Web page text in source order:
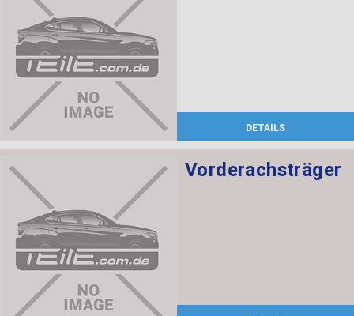
DETAILS
Vorderachsträger